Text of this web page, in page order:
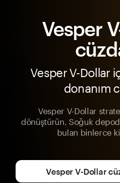
Vesper
Vesper V-Dollar
donanım
Vesper V-Dollar
dönüştürün. Soğuk
bulan binlerce
Vesper V-Dollar